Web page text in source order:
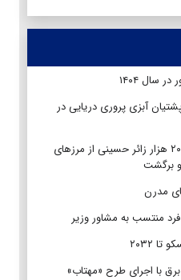
آبزی پروری دریایی در
ثبت تردد بیش از ۵ میلیون و ۲۰۰ هزار زائر حسینی از مرزهای
برگشت
مدرن
منتسب به مشاور وزیر
۲۰۳۲